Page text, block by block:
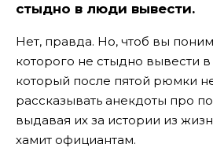
стыдно в люди вывести.
Нет, правда. Но, чтоб вы
которого не стыдно вывести
который после пятой рюмки
рассказывать анекдоты про
выдавая их за истории из
хамит официантам.